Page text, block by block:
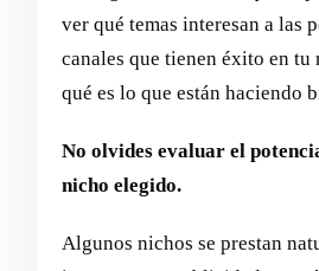
ver qué temas interesan a las
canales que tienen éxito en
qué es lo que están haciendo
No olvides evaluar el
nicho elegido.
Algunos nichos se prestan